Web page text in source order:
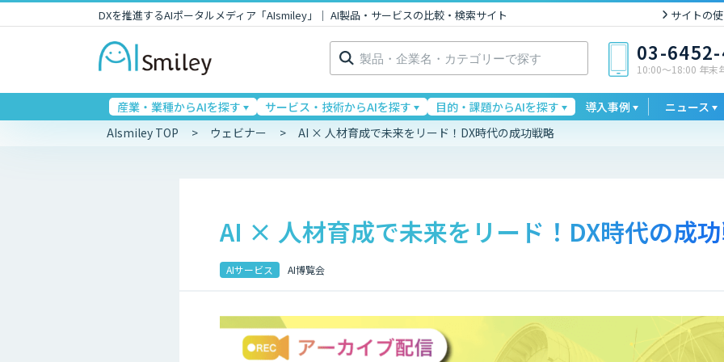
DXを推進するAIポータルメディア「AIsmiley」｜ AI製品・サービスの比較・検索サイト サイトの
検
索: 03-
10:00〜18:00 年末
産業・業種からAIを探す サービス・技術からAIを探す 目的・課題からAIを探す 導入事例
ニュース
AIsmiley TOP
ウェビナー AI × 人材育成で未来をリード！DX時代の成功戦略
AI × 人材育成で未来をリード！DX時代の成
AIサービス AI博覧会